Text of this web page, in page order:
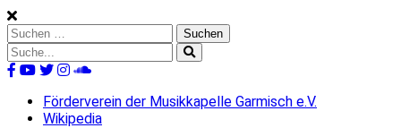
Skip
to
content
Suchen
nach:
Suche
nach:
Förderverein der Musikkapelle Garmisch e.V.
Wikipedia